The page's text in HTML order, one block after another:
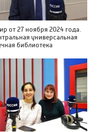
от 27 ноября 2024 года.
универсальная
библиотека